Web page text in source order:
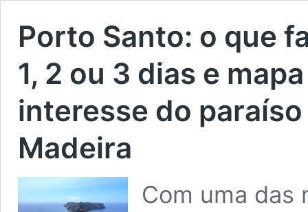
Porto Santo: o que
1, 2 ou 3 dias e
interesse do
Madeira
Com uma das